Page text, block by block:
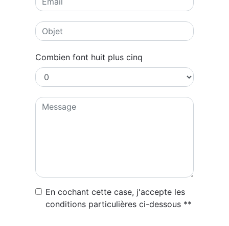
Combien font huit plus cinq
En cochant cette case, j'accepte les
conditions particulières ci-dessous **